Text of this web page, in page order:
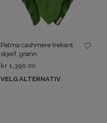
Palma cashmere trekant
skjerf, grønn.
kr 1,390.00
VELG ALTERNATIV